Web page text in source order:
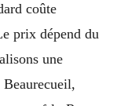
coûte
prix dépend du
une
Beaurecueil,